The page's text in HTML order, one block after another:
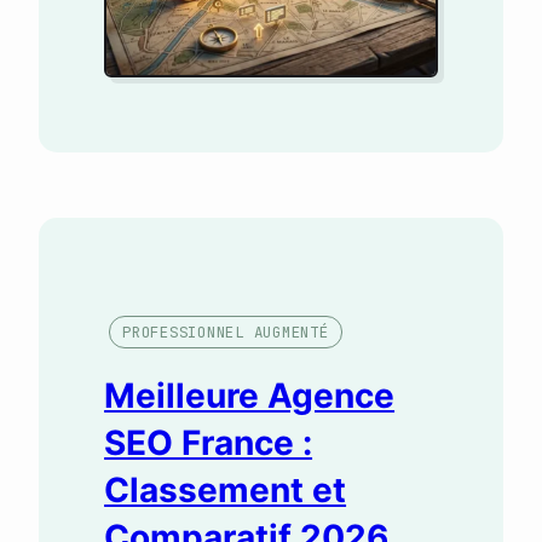
PROFESSIONNEL AUGMENTÉ
Meilleure Agence
SEO France :
Classement et